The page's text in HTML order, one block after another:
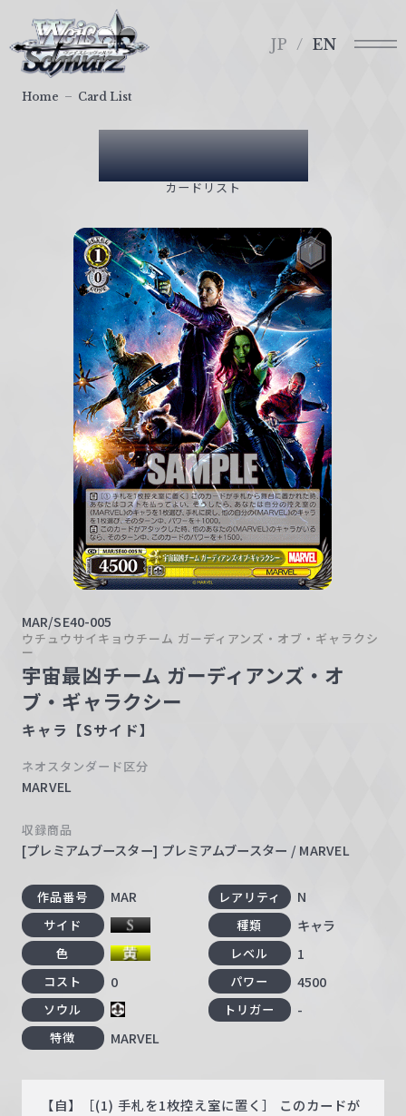
ァ
イ
JP EN
Card List
カードリスト
Home Card List
MAR/SE40-005
ウチュウサイキョウチーム ガーディアンズ・オブ・ギャラクシ
ー
宇宙最凶チーム ガーディアンズ・オ
ブ・ギャラクシー
キャラ【Sサイド】
ネオスタンダード区分
MARVEL
収録商品
[プレミアムブースター] プレミアムブースター / MARVEL
作品番号 MAR レアリティ N
サイド 種類 キャラ
色 レベル 1
コスト 0 パワー 4500
ソウル トリガー -
特徴 MARVEL
【自】［(1) 手札を1枚控え室に置く］ このカードが